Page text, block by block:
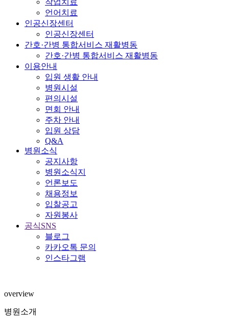
언어치료
인공신장센터
인공신장센터
간호·간병 통합서비스 재활병동
간호·간병 통합서비스 재활병동
이용안내
입원 생활 안내
병원시설
편의시설
면회 안내
주차 안내
입원 상담
Q&A
병원소식
공지사항
병원소식지
언론보도
채용정보
입찰공고
자원봉사
공식SNS
블로그
카카오톡 문의
인스타그램
overview
병원소개